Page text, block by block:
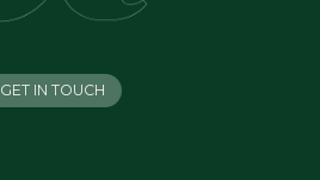
GET IN TOUCH